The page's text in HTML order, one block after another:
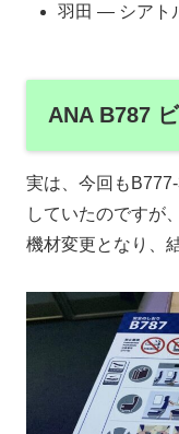
羽田 ― シアト
ANA B787
実は、今回も
していたのですが
機材変更となり、